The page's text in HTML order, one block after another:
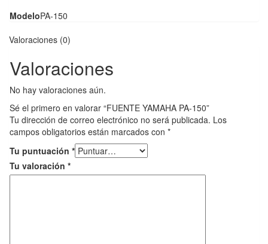
ModeloPA-150
Valoraciones (0)
Valoraciones
No hay valoraciones aún.
Sé el primero en valorar “FUENTE YAMAHA PA-150”
Tu dirección de correo electrónico no será publicada. Los
campos obligatorios están marcados con *
Tu puntuación *
Tu valoración *